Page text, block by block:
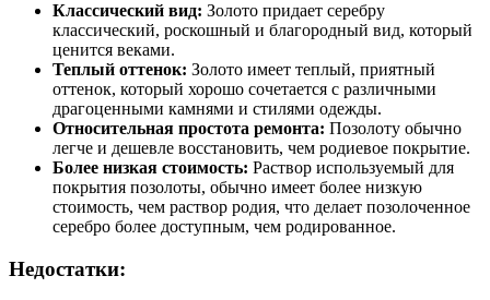
Классический вид: Золото придает серебру
классический, роскошный и благородный вид, который
ценится веками.
Теплый оттенок: Золото имеет теплый, приятный
оттенок, который хорошо сочетается с различными
драгоценными камнями и стилями одежды.
Относительная простота ремонта: Позолоту обычно
легче и дешевле восстановить, чем родиевое покрытие.
Более низкая стоимость: Раствор используемый для
покрытия позолоты, обычно имеет более низкую
стоимость, чем раствор родия, что делает позолоченное
серебро более доступным, чем родированное.
Недостатки: